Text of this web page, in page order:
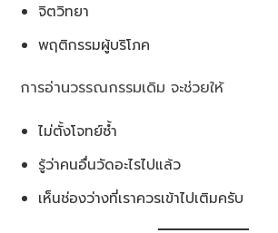
จิตวิทยา
พฤติกรรมผู้บริโภค
การอ่านวรรณกรรมเดิม จะช่วยให้
ไม่ตั้งโจทย์ซ้ำ
รู้ว่าคนอื่นวัดอะไรไปแล้ว
เห็นช่องว่างที่เราควรเข้าไปเติมครับ